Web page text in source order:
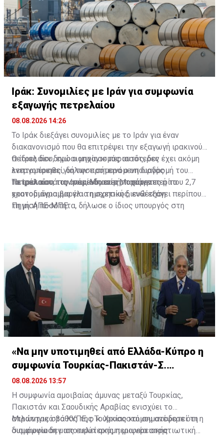
Ιράκ: Συνομιλίες με Ιράν για συμφωνία
εξαγωγής πετρελαίου
08.08.2026 14:26
Το Ιράκ διεξάγει συνομιλίες με το Ιράν για έναν
διακανονισμό που θα επιτρέψει την εξαγωγή ιρακινού
πετρελαίου, ενώ ο μηχανισμός αυτός, δεν έχει ακόμη
ενεργοποιηθεί, δήλωσε σήμερα ο υπουργός
Πετρελαίου του Ιράκ, Μπασίμ Μοχάμεντ.
Ο ίδιος δεν δημοσιοποίησε περισσότερες
λεπτομέρειες για την προτεινόμενη διαδρομή του
πετρελαίου, τις αναμενόμενες ποσότητες ή το
χρονοδιάγραμμα για τη σχετική διευθέτηση.
Το Ιράκ κατά την περίοδο αυτή, παράγει περίπου 2,7
εκατομμύρια βαρέλια ημερησίως, ενώ εξάγει περίπου
τη μισή ποσότητα, δήλωσε ο ίδιος υπουργός στη
Πηγή: ΑΠΕ-ΜΠΕ
«Να μην υποτιμηθεί από Ελλάδα-Κύπρο η
συμφωνία Τουρκίας-Πακιστάν-Σ.
Αραβίας»
08.08.2026 13:57
Η συμφωνία αμοιβαίας άμυνας μεταξύ Τουρκίας,
Πακιστάν και Σαουδικής Αραβίας ενισχύει το
στρατηγικό βάθος της Τουρκίας και σηματοδοτεί τη
διαμόρφωση μιας ευρύτερης περιφερειακής
Μιλώντας στο ΚΥΠΕ, ο κ. Χρυσοστόμου ανέφερε ότι η
συμφωνία δεν αποτελεί ακόμη μια νέα στρατιωτική